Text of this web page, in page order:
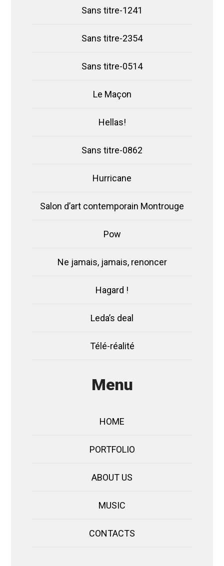
Sans titre-1241
Sans titre-2354
Sans titre-0514
Le Maçon
Hellas!
Sans titre-0862
Hurricane
Salon d’art contemporain Montrouge
Pow
Ne jamais, jamais, renoncer
Hagard !
Leda’s deal
Télé-réalité
Menu
HOME
PORTFOLIO
ABOUT US
MUSIC
CONTACTS